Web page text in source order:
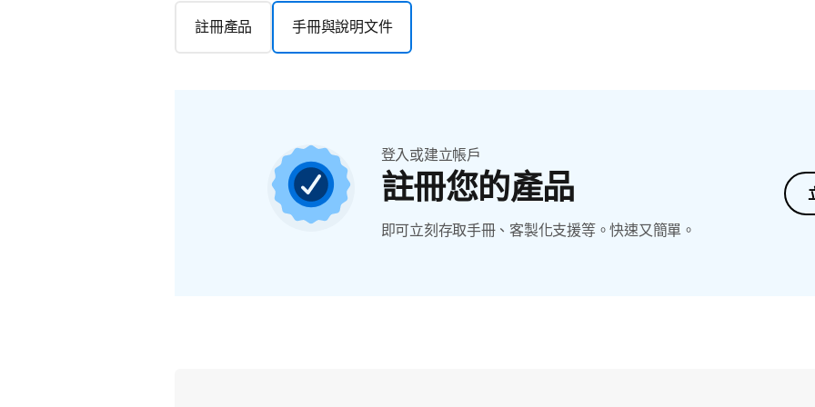
註冊產品 手冊與說明文件
登入或建立帳戶
註冊您的產品
即可立刻存取手冊、客製化支援等。快速又簡單。